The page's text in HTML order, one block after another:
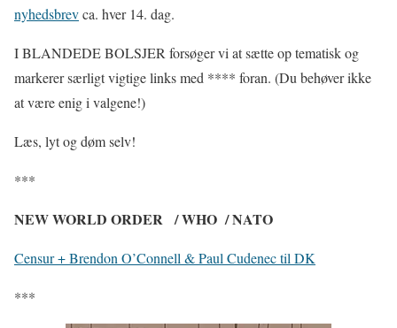
nyhedsbrevca. hver 14. dag.
I BLANDEDE BOLSJER forsøger vi at sætte op tematisk og
markerer særligt vigtige links med **** foran. (Du behøver ikke
at være enig i valgene!)
Læs, lyt og døm selv!
***
NEW WORLD ORDER / WHO / NATO
Censur + Brendon O’Connell & Paul Cudenec til DK
***